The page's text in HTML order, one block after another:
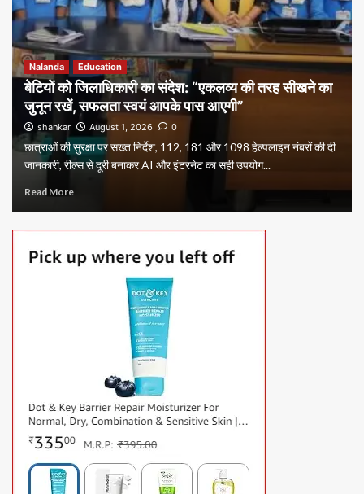
Nalanda Education
बेटियों को जिलाधिकारी का संदेश: “एकलव्य की तरह सीखने का
जुनून रखें, सफलता स्वयं आपके पास आएगी”
shankar August 1, 2026 0
छात्राओं की सुरक्षा पर सख्त निर्देश, 112, 181 और 1098 हेल्पलाइन नंबरों की दी
जानकारी, रील्स से दूरी बनाकर AI और इंटरनेट का सही उपयोग...
Read More